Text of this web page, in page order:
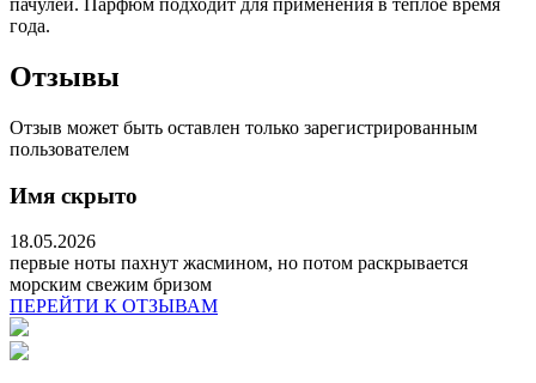
пачулей. Парфюм подходит для применения в теплое время
года.
Отзывы
Отзыв может быть оставлен только зарегистрированным
пользователем
Имя скрыто
18.05.2026
первые ноты пахнут жасмином, но потом раскрывается
морским свежим бризом
ПЕРЕЙТИ К ОТЗЫВАМ